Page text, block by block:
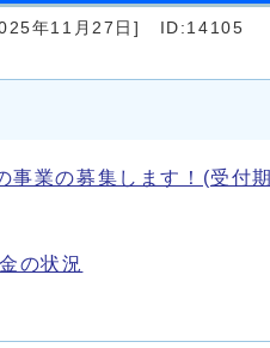
年11月27日] ID:14105
事業の募集します！(受
の状況